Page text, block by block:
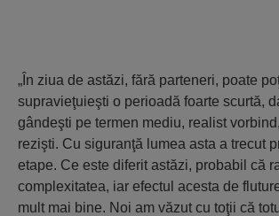
„În ziua de astăzi, fără parteneri, poate
supravieţuieşti o perioadă foarte scurtă,
gândeşti pe termen mediu, realist
rezişti. Cu siguranţă lumea asta a trecut
etape. Ce este diferit astăzi, probabil că
complexitatea, iar efectul acesta de
mult mai bine. Noi am văzut cu toţii că